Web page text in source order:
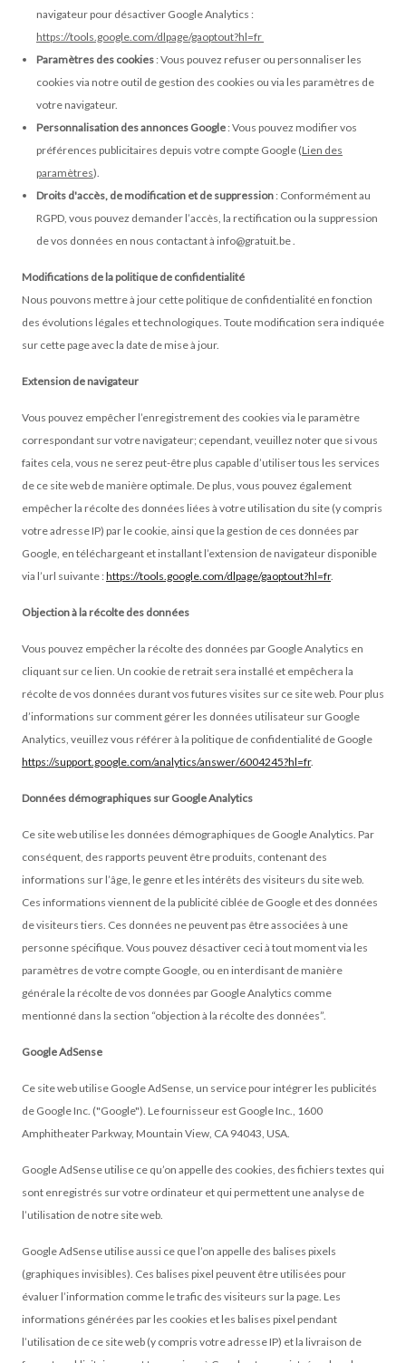
navigateur pour désactiver Google Analytics :
https://tools.google.com/dlpage/gaoptout?hl=fr
Paramètres des cookies : Vous pouvez refuser ou personnaliser les
cookies via notre outil de gestion des cookies ou via les paramètres de
votre navigateur.
Personnalisation des annonces Google : Vous pouvez modifier vos
préférences publicitaires depuis votre compte Google (Lien des
paramètres).
Droits d'accès, de modification et de suppression : Conformément au
RGPD, vous pouvez demander l’accès, la rectification ou la suppression
de vos données en nous contactant à info@gratuit.be.
Modifications de la politique de confidentialité
Nous pouvons mettre à jour cette politique de confidentialité en fonction
des évolutions légales et technologiques. Toute modification sera indiquée
sur cette page avec la date de mise à jour.
Extension de navigateur
Vous pouvez empêcher l’enregistrement des cookies via le paramètre
correspondant sur votre navigateur; cependant, veuillez noter que si vous
faites cela, vous ne serez peut-être plus capable d’utiliser tous les services
de ce site web de manière optimale. De plus, vous pouvez également
empêcher la récolte des données liées à votre utilisation du site (y compris
votre adresse IP) par le cookie, ainsi que la gestion de ces données par
Google, en téléchargeant et installant l’extension de navigateur disponible
via l’url suivante :https://tools.google.com/dlpage/gaoptout?hl=fr.
Objection à la récolte des données
Vous pouvez empêcher la récolte des données par Google Analytics en
cliquant sur ce lien. Un cookie de retrait sera installé et empêchera la
récolte de vos données durant vos futures visites sur ce site web. Pour plus
d’informations sur comment gérer les données utilisateur sur Google
Analytics, veuillez vous référer à la politique de confidentialité de Google
https://support.google.com/analytics/answer/6004245?hl=fr.
Données démographiques sur Google Analytics
Ce site web utilise les données démographiques de Google Analytics. Par
conséquent, des rapports peuvent être produits, contenant des
informations sur l’âge, le genre et les intérêts des visiteurs du site web.
Ces informations viennent de la publicité ciblée de Google et des données
de visiteurs tiers. Ces données ne peuvent pas être associées à une
personne spécifique. Vous pouvez désactiver cecià tout moment via les
paramètres de votre compte Google, ou en interdisant de manière
générale la récolte de vos données par Google Analytics comme
mentionné dans la section “objection à la récolte des données”.
Google AdSense
Ce site web utilise Google AdSense, un service pour intégrer les publicités
de Google Inc. ("Google"). Le fournisseur est Google Inc., 1600
Amphitheater Parkway, Mountain View, CA 94043, USA.
Google AdSense utilise ce qu’on appelle des cookies, des fichiers textes qui
sont enregistrés sur votre ordinateur et qui permettent une analyse de
l’utilisation de notre site web.
Google AdSense utilise aussi ce que l’on appelle des balises pixels
(graphiques invisibles). Ces balises pixel peuvent être utilisées pour
évaluer l’information comme le trafic des visiteurs sur la page. Les
informations générées par les cookies et les balises pixel pendant
l’utilisation de ce site web (y compris votre adresse IP) et la livraison de